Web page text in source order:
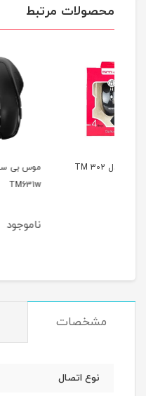
محصولات مرتبط
موس بی سیم تسکو مدل
مشخصات
نوع اتصال